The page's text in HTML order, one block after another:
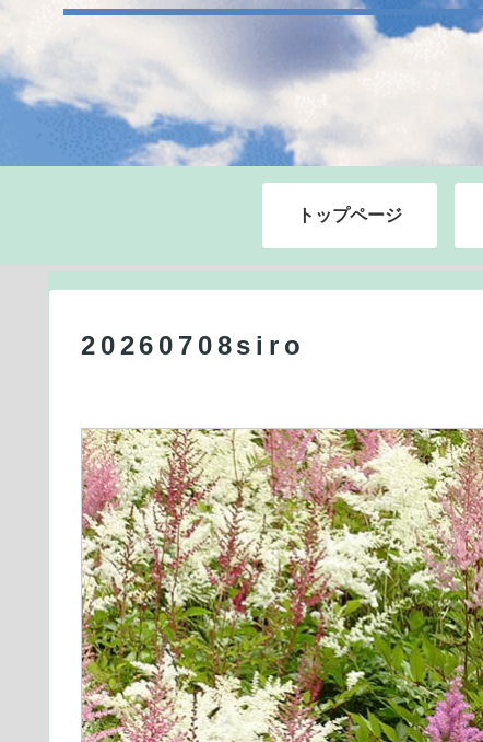
トップページ
20260708siro